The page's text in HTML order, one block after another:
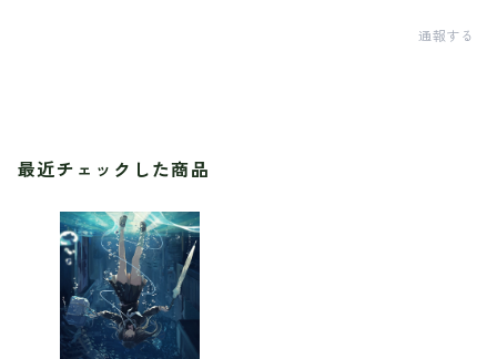
通報する
最近チェックした商品